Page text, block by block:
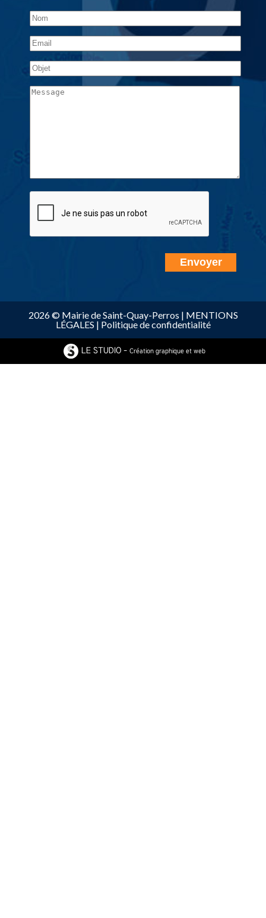
2026 © Mairie de Saint-Quay-Perros | MENTIONS
LÉGALES | Politique de confidentialité
LE STUDIO - Création graphique et web